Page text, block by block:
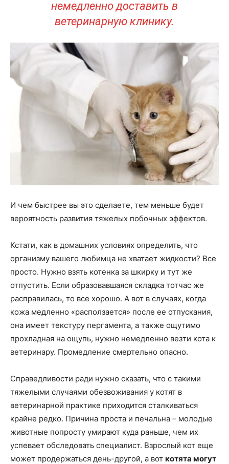
немедленно доставить в
ветеринарную клинику.
И чем быстрее вы это сделаете, тем меньше будет
вероятность развития тяжелых побочных эффектов.
Кстати, как в домашних условиях определить, что
организму вашего любимца не хватает жидкости? Все
просто. Нужно взять котенка за шкирку и тут же
отпустить. Если образовавшаяся складка тотчас же
расправилась, то все хорошо. А вот в случаях, когда
кожа медленно «расползается» после ее отпускания,
она имеет текстуру пергамента, а также ощутимо
прохладная на ощупь, нужно немедленно везти кота к
ветеринару. Промедление смертельно опасно.
Справедливости ради нужно сказать, что с такими
тяжелыми случаями обезвоживания у котят в
ветеринарной практике приходится сталкиваться
крайне редко. Причина проста и печальна – молодые
животные попросту умирают куда раньше, чем их
успевает обследовать специалист. Взрослый кот еще
может продержаться день-другой, а вот котята могут